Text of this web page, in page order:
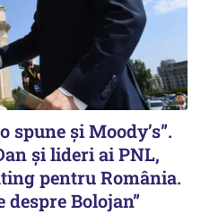
spune și Moody’s”.
și lideri ai PNL,
pentru România.
despre Bolojan”